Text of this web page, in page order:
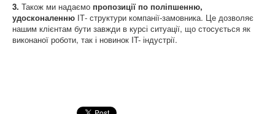
3. Також ми надаємо пропозиції по поліпшенню,
удосконаленню ІТ- структури компанії-замовника. Це дозволяє
нашим клієнтам бути завжди в курсі ситуації, що стосується як
виконаної роботи, так і новинок IT- індустрії.